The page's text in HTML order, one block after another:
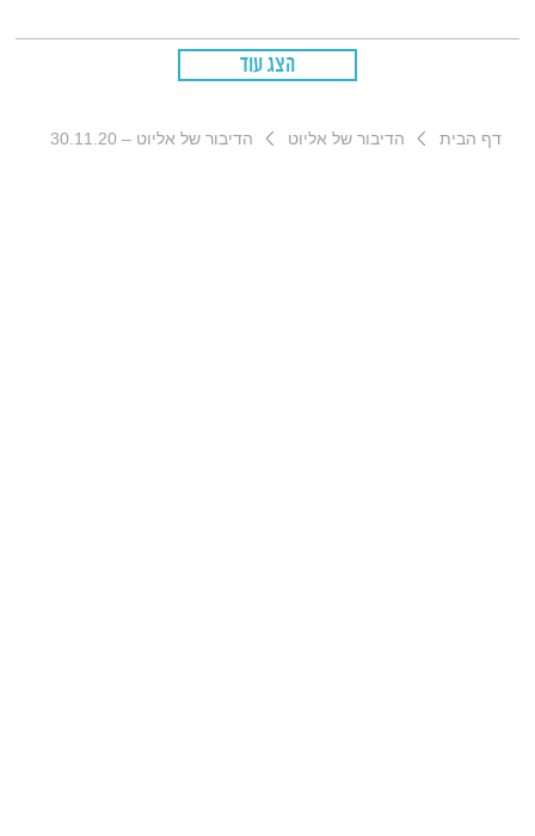
הצג עוד
דף הבית הדיבור של אליוט הדיבור של אליוט – 30.11.20